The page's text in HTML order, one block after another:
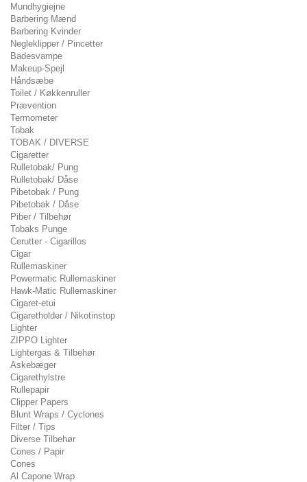
Mundhygiejne
Barbering Mænd
Barbering Kvinder
Negleklipper / Pincetter
Badesvampe
Makeup-Spejl
Håndsæbe
Toilet / Køkkenruller
Prævention
Termometer
Tobak
TOBAK / DIVERSE
Cigaretter
Rulletobak/ Pung
Rulletobak/ Dåse
Pibetobak / Pung
Pibetobak / Dåse
Piber / Tilbehør
Tobaks Punge
Cerutter - Cigarillos
Cigar
Rullemaskiner
Powermatic Rullemaskiner
Hawk-Matic Rullemaskiner
Cigaret-etui
Cigaretholder / Nikotinstop
Lighter
ZIPPO Lighter
Lightergas & Tilbehør
Askebæger
Cigarethylstre
Rullepapir
Clipper Papers
Blunt Wraps / Cyclones
Filter / Tips
Diverse Tilbehør
Cones / Papir
Cones
Al Capone Wrap